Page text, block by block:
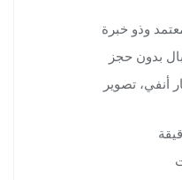
وذو خبرة
بدون حجز
أنفي، تصوير